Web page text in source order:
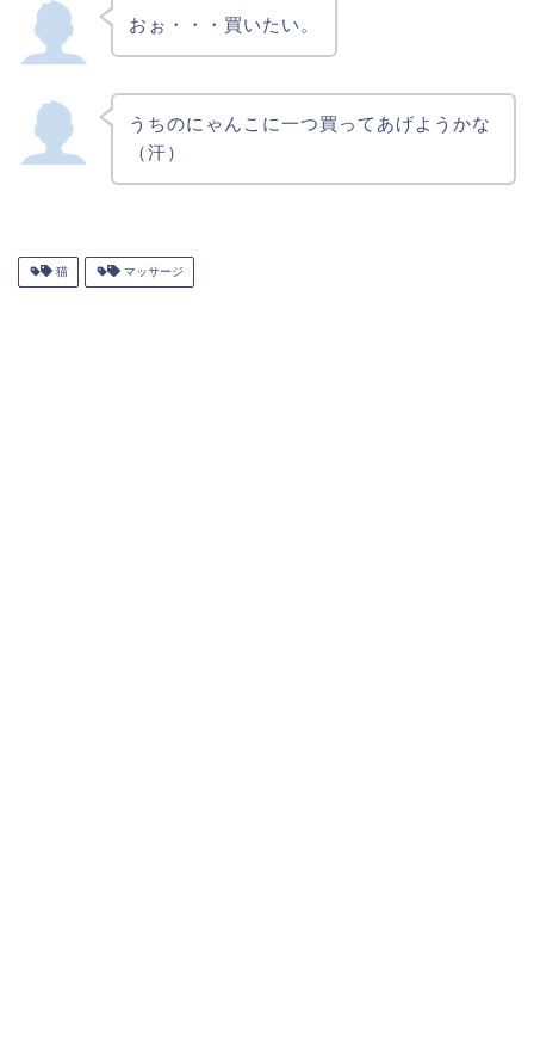
おぉ・・・買いたい。
うちのにゃんこに一つ買ってあげようかな
（汗）
猫 マッサージ